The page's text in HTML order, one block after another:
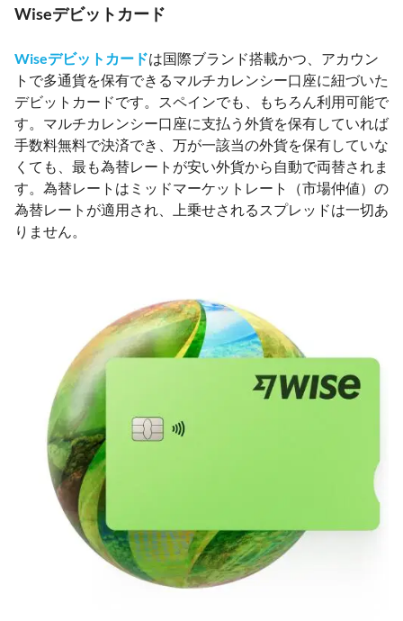
Wiseデビットカード
Wiseデビットカードは国際ブランド搭載かつ、アカウン
トで多通貨を保有できるマルチカレンシー口座に紐づいた
デビットカードです。スペインでも、もちろん利用可能で
す。マルチカレンシー口座に支払う外貨を保有していれば
手数料無料で決済でき、万が一該当の外貨を保有していな
くても、最も為替レートが安い外貨から自動で両替されま
す。為替レートはミッドマーケットレート（市場仲値）の
為替レートが適用され、上乗せされるスプレッドは一切あ
りません。